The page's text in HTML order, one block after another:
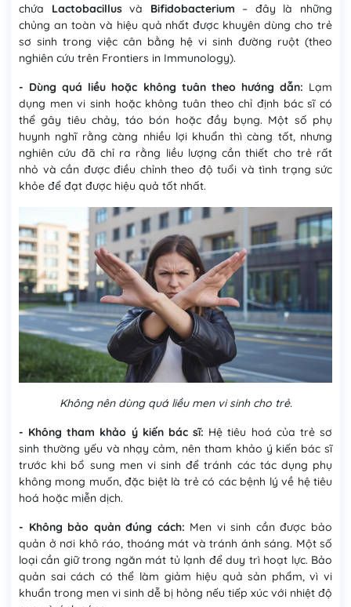
chứa Lactobacillusvà Bifidobacterium – đây là những
chủng an toàn và hiệu quả nhất được khuyên dùng cho trẻ
sơ sinh trong việc cân bằng hệ vi sinh đường ruột (theo
nghiên cứu trên Frontiers in Immunology).
- Dùng quá liều hoặc không tuân theo hướng dẫn: Lạm
dụng men vi sinh hoặc không tuân theo chỉ định bác sĩ có
thể gây tiêu chảy, táo bón hoặc đầy bụng. Một số phụ
huynh nghĩ rằng càng nhiều lợi khuẩn thì càng tốt, nhưng
nghiên cứu đã chỉ ra rằng liều lượng cần thiết cho trẻ rất
nhỏ và cần được điều chỉnh theo độ tuổi và tình trạng sức
khỏe để đạt được hiệu quả tốt nhất​.
Không nên dùng quá liều men vi sinh cho trẻ.
- Không tham khảo ý kiến bác sĩ: Hệ tiêu hoá của trẻ sơ
sinh thường yếu và nhạy cảm, nên tham khảo ý kiến bác sĩ
trước khi bổ sung men vi sinh để tránh các tác dụng phụ
không mong muốn, đặc biệt là trẻ có các bệnh lý về hệ tiêu
hoá hoặc miễn dịch.
- Không bảo quản đúng cách: Men vi sinh cần được bảo
quản ở nơi khô ráo, thoáng mát và tránh ánh sáng. Một số
loại cần giữ trong ngăn mát tủ lạnh để duy trì hoạt lực. Bảo
quản sai cách có thể làm giảm hiệu quả sản phẩm, vì vi
khuẩn trong men vi sinh dễ bị hỏng nếu tiếp xúc với nhiệt độ